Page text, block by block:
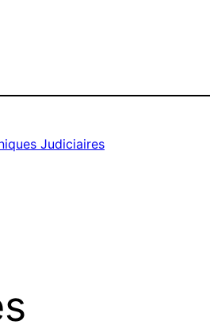
Judiciaires